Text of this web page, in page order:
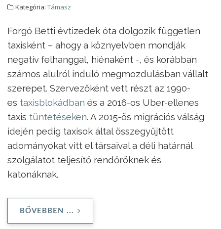
Kategória: Támasz
Forgó Betti évtizedek óta dolgozik független
taxisként – ahogy a köznyelvben mondják
negatív felhanggal, hiénaként -, és korábban
számos alulról induló megmozdulásban vállalt
szerepet. Szervezőként vett részt az 1990-
es taxisblokádban és a 2016-os Uber-ellenes
taxis tüntetéseken. A 2015-ös migrációs válság
idején pedig taxisok által összegyűjtött
adományokat vitt el társaival a déli határnál
szolgálatot teljesítő rendőröknek és
katonáknak.
BŐVEBBEN ...